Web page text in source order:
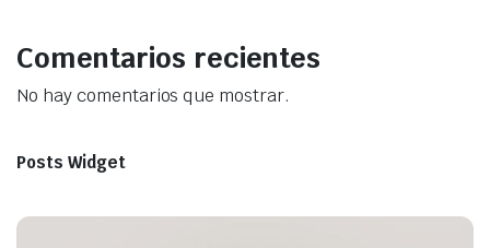
Comentarios recientes
No hay comentarios que mostrar.
Posts Widget